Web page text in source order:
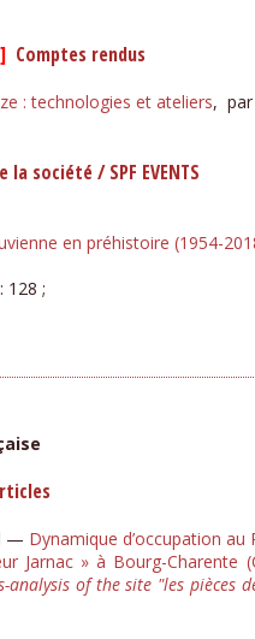
Comptes rendus
: technologies et ateliers, par
la société / SPF EVENTS
en préhistoire (1954-
: 128 ;
— Dynamique d’occupation
Jarnac » à Bourg-
of the site "les pièces